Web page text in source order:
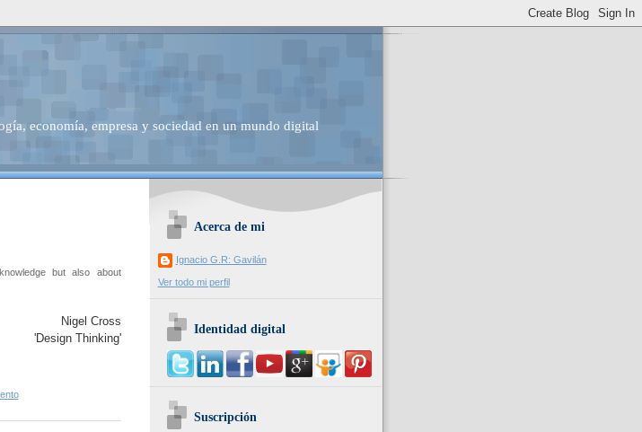
economía, empresa y sociedad en un mundo digital
but also about
Nigel Cross
'Design Thinking'
Acerca de mi
Ignacio G.R: Gavilán
Ver todo mi perfil
Identidad digital
Suscripción